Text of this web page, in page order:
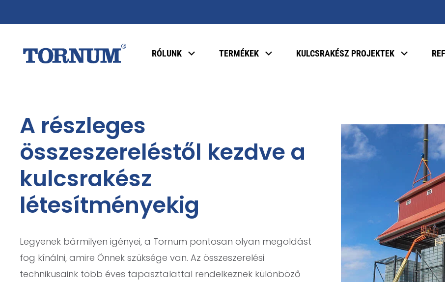
RÓLUNK TERMÉKEK KULCSRAKÉSZ PROJEKTEK
A részleges
összeszereléstől kezdve a
kulcsrakész
létesítményekig
Legyenek bármilyen igényei, a Tornum pontosan olyan megoldást
fog kínálni, amire Önnek szüksége van. Az összeszerelési
technikusaink több éves tapasztalattal rendelkeznek különböző